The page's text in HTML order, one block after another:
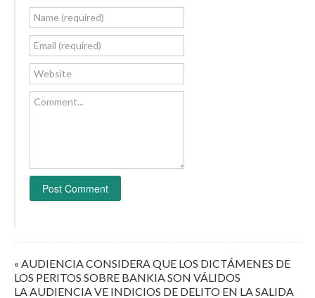
Name (required)
Email (required)
Website
Comment...
« AUDIENCIA CONSIDERA QUE LOS DICTÁMENES DE
LOS PERITOS SOBRE BANKIA SON VÁLIDOS
LA AUDIENCIA VE INDICIOS DE DELITO EN LA SALIDA